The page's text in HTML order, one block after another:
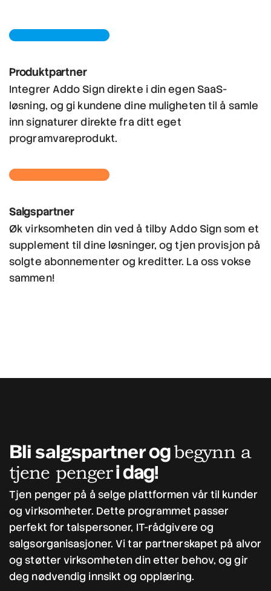
Produktpartner
Integrer Addo Sign direkte i din egen SaaS-
løsning, og gi kundene dine muligheten til å samle
inn signaturer direkte fra ditt eget
programvareprodukt.
Salgspartner
Øk virksomheten din ved å tilby Addo Sign som et
supplement til dine løsninger, og tjen provisjon på
solgte abonnementer og kreditter. La oss vokse
sammen!
Bli salgspartnerogbegynn a
tjene pengeri dag!
Tjen penger på å selge plattformen vår til kunder
og virksomheter. Dette programmet passer
perfekt for talspersoner, IT-rådgivere og
salgsorganisasjoner. Vi tar partnerskapet på alvor
og støtter virksomheten din etter behov, og gir
deg nødvendig innsikt og opplæring.